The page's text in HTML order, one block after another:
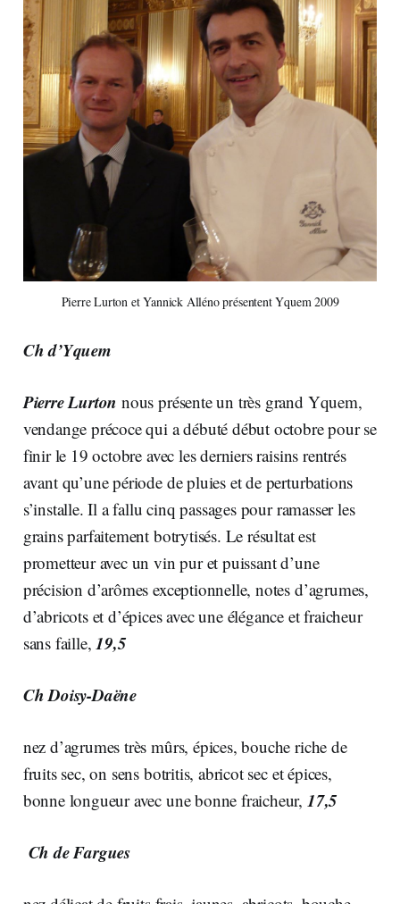
Pierre Lurton et Yannick Alléno présentent Yquem 2009
Ch d’Yquem
Pierre Lurton nous présente un très grand Yquem,
vendange précoce qui a débuté début octobre pour se
finir le 19 octobre avec les derniers raisins rentrés
avant qu’une période de pluies et de perturbations
s’installe. Il a fallu cinq passages pour ramasser les
grains parfaitement botrytisés. Le résultat est
prometteur avec un vin pur et puissant d’une
précision d’arômes exceptionnelle, notes d’agrumes,
d’abricots et d’épices avec une élégance et fraicheur
sans faille,19,5
Ch Doisy-Daëne
nez d’agrumes très mûrs, épices, bouche riche de
fruits sec, on sens botritis, abricot sec et épices,
bonne longueur avec une bonne fraicheur, 17,5
Ch de Fargues